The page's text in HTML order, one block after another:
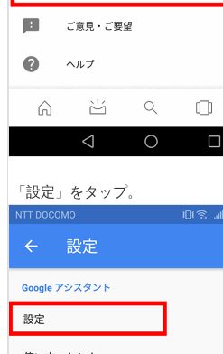
「設定」をタップ。